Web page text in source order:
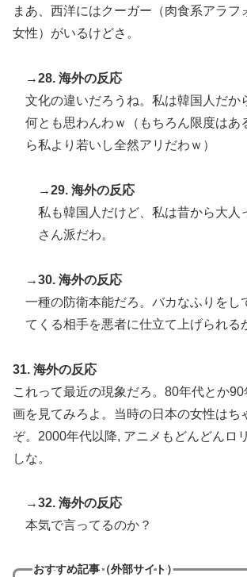
まあ、西洋にはクーガー（肉食系アラフ
女性）がいるけどさ。
→28. 海外の反応
文化の違いだろうね。私は韓国人だか
何とも思わんわｗ（もちろん限度はあ
ら私より若いし全然アリだわｗ）
→29. 海外の反応
私も韓国人だけど、私は昔から大人
さん派だわ。
→30. 海外の反応
一種の防衛本能だろ。バカなふりをし
てくる相手を悪者に仕立て上げられる
31. 海外の反応
これって最近の現象だろ。80年代とか
画を見てみろよ。当時の日本の女性はち
ぞ。2000年代以降, アニメもどんどんロ
しな。
→32. 海外の反応
本気で言ってるのか？
おすすめ記事（外部サイト）